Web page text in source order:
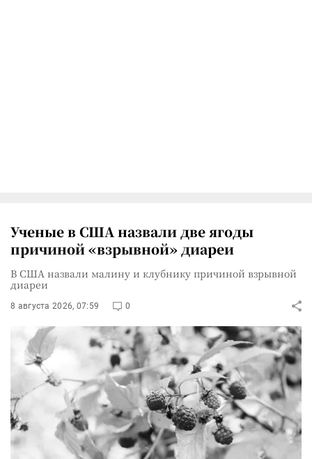
Ученые в США назвали две ягоды
причиной «взрывной» диареи
В США назвали малину и клубнику причиной взрывной
диареи
8 августа 2026, 07:59 0